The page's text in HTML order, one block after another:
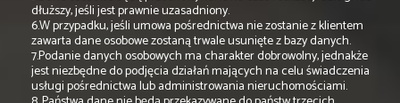
dłuższy, jeśli jest prawnie uzasadniony.
6.W przypadku, jeśli umowa pośrednictwa nie zostanie z klientem
zawarta dane osobowe zostaną trwale usunięte z bazy danych.
7.Podanie danych osobowych ma charakter dobrowolny, jednakże
jest niezbędne do podjęcia działań mających na celu świadczenia
usługi pośrednictwa lub administrowania nieruchomościami.